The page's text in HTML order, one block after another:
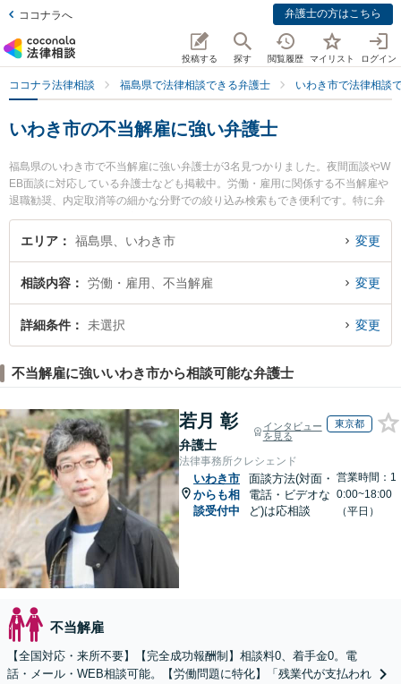
ココナラへ 弁護士の方はこちら
投稿する 探す 閲覧履歴 マイリスト ログイン
ココナラ法律相談 福島県で法律相談できる弁護士 いわき市で法律相談
いわき市の不当解雇に強い弁護士
福島県のいわき市で不当解雇に強い弁護士が3名見つかりました。夜間面談やW
EB面談に対応している弁護士なども掲載中。労働・雇用に関係する不当解雇や
退職勧奨、内定取消等の細かな分野での絞り込み検索もでき便利です。特に弁
護士法人湊法律事務所の安藤 眞史弁護士やくどうつつじの花法律事務所の工藤
誠一弁護士、いわきグリーン法律事務所の佐藤 慎也弁護士のプロフィール情報
や弁護士費用、強みなどが注目されています。『いわき市で土日や夜間に発生
ル解決の実績豊富な近くの弁護士を検索したい』『初回相談無料で不当解雇を
法律相談できるいわき市内の弁護士に相談予約したい』などでお困りの相談者
さんにおすすめです。
エリア 福島県、いわき市 変更
相談内容 労働・雇用、不当解雇 変更
詳細条件 未選択 変更
不当解雇に強いいわき市から相談可能な弁護士
若月 彰
弁護士
インタビュー
を見る
東京都
法律事務所クレシェンド
いわき市
からも相
談受付中
面談方法(対面・
電話・ビデオな
ど)は応相談
営業時間：1
0:00~18:00
（平日）
不当解雇
【全国対応・来所不要】【完全成功報酬制】相談料0、着手金0。電
話・メール・WEB相談可能。【労働問題に特化】「残業代が支払われ